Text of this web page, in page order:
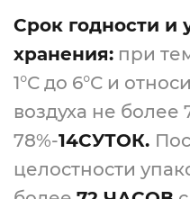
Срок годности и
хранения: при
1°С до 6°С и
воздуха не более
78%-14СУТОК.
целостности